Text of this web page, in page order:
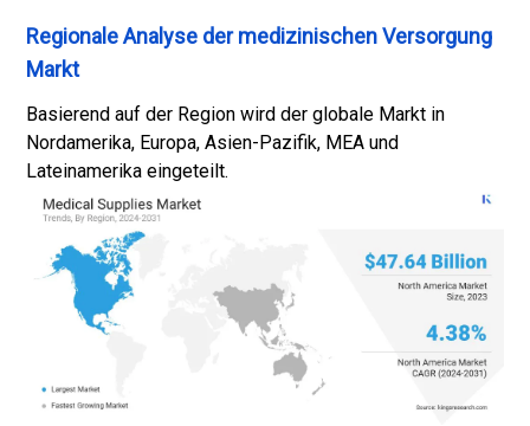
Regionale Analyse der medizinischen Versorgung
Markt
Basierend auf der Region wird der globale Markt in
Nordamerika, Europa, Asien-Pazifik, MEA und
Lateinamerika eingeteilt.